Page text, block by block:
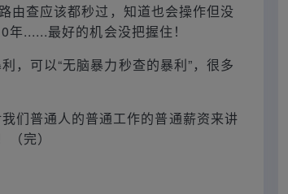
由查应该都秒过，知道也会操作但没
......最好的机会没把握住！
，可以“无脑暴力秒查的暴利”，很多
们普通人的普通工作的普通薪资来讲
完）